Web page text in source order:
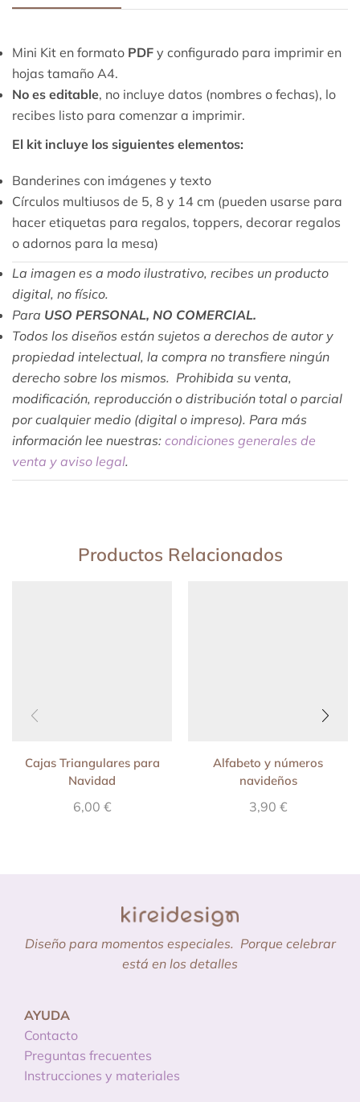
Mini Kit en formato PDF y configurado para imprimir en
hojas tamaño A4.
No es editable, no incluye datos (nombres o fechas), lo
recibes listo para comenzar a imprimir.
El kit incluye los siguientes elementos:
Banderines con imágenes y texto
Círculos multiusos de 5, 8 y 14 cm (pueden usarse para
hacer etiquetas para regalos, toppers, decorar regalos
o adornos para la mesa)
La imagen es a modo ilustrativo, recibes un producto
digital, no físico.
Para USO PERSONAL, NO COMERCIAL.
Todos los diseños están sujetos a derechos de autor y
propiedad intelectual, la compra no transfiere ningún
derecho sobre los mismos. Prohibida su venta,
modificación, reproducción o distribución total o parcial
por cualquier medio (digital o impreso). Para más
información lee nuestras: condiciones generales de
venta y aviso legal.
Productos Relacionados
Cajas Triangulares para
Navidad
6,00 €
Alfabeto y números
navideños
3,90 €
Diseño para momentos especiales. Porque celebrar
está en los detalles
AYUDA
Contacto
Preguntas frecuentes
Instrucciones y materiales